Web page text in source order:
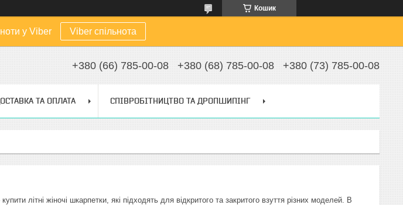
Кошик
у Viber Viber спільнота
+380 (66) 785-00-08 +380 (68) 785-00-08 +380 (73) 785-00-08
ТА ОПЛАТА СПІВРОБІТНИЦТВО ТА ДРОПШИПІНГ
літні жіночі шкарпетки, які підходять для відкритого та закритого взуття різних моделей. В